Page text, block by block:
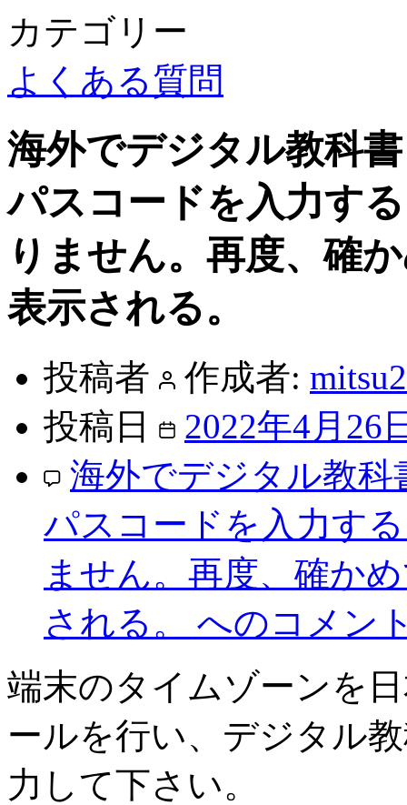
カテゴリー
よくある質問
海外でデジタル教科
パスコードを入力す
りません。再度、確
表示される。
投稿者 作成者:
投稿日
2022年4月26
海外でデジタル教
パスコードを入力す
ません。再度、確か
される。 へのコメン
端末のタイムゾーンを
ールを行い、デジタル
力して下さい。